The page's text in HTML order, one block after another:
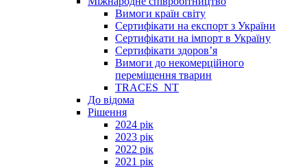
Вимоги країн світу
Сертифікати на експорт з України
Сертифікати на імпорт в Україну
Сертифікати здоров’я
Вимоги до некомерційного
переміщення тварин
TRACES_NT
До відома
Рішення
2024 рік
2023 рік
2022 рік
2021 рік